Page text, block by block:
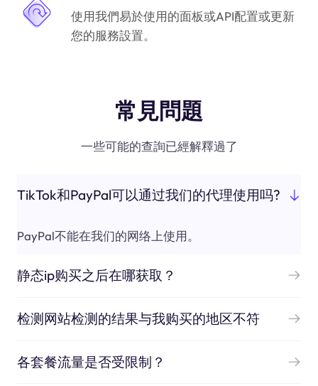
使用我們易於使用的面板或API配置或更新
您的服務設置。
常見問題
一些可能的查詢已經解釋過了
TikTok和PayPal可以通过我们的代理使用吗?
PayPal不能在我们的网络上使用。
静态ip购买之后在哪获取？
检测网站检测的结果与我购买的地区不符
各套餐流量是否受限制？